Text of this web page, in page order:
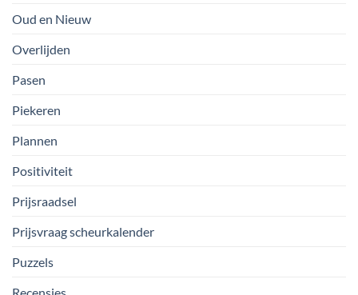
Oud en Nieuw
Overlijden
Pasen
Piekeren
Plannen
Positiviteit
Prijsraadsel
Prijsvraag scheurkalender
Puzzels
Recensies